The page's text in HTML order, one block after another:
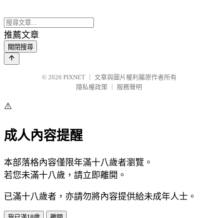
推薦文章
關閉搜尋
© 2026 PIXNET
文章與圖片權利屬原作者所有
隱私權政策
服務聲明
⚠️
成人內容提醒
本部落格內容僅限年滿十八歲者瀏覽。
若您未滿十八歲，請立即離開。
已滿十八歲者，亦請勿將內容提供給未成年人士。